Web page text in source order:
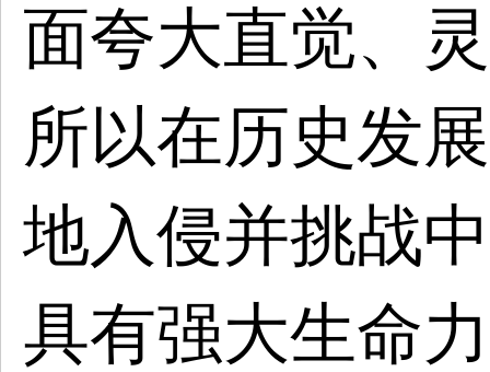
面夸大直觉、
所以在历史发
地入侵并挑战
具有强大生命